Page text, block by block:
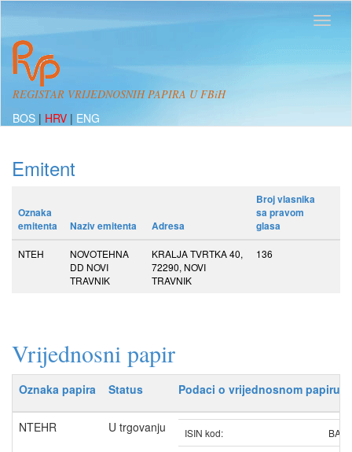
REGISTAR VRIJEDNOSNIH PAPIRA U FBiH
BOS | HRV | ENG
Emitent
Oznaka
emitenta
Naziv emitenta Adresa
Broj vlasnika
sa pravom
glasa
NTEH
NOVOTEHNA
DD NOVI
TRAVNIK
KRALJA TVRTKA 40,
72290, NOVI
TRAVNIK
136
Vrijednosni papir
Oznaka papira Status Podaci o vrijednosnom papiru
NTEHR U trgovanju ISIN kod: